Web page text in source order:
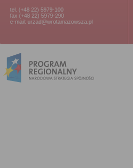
tel. (+48 22) 5979-100
fax (+48 22) 5979-290
e-mail: urzad@wrotamazowsza.pl